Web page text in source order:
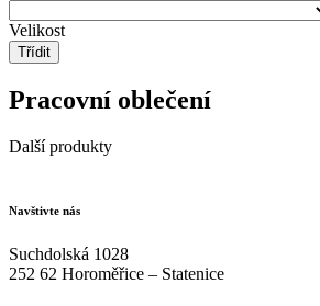
Velikost
Pracovní oblečení
Další produkty
Navštivte nás
Suchdolská 1028
252 62 Horoměřice – Statenice